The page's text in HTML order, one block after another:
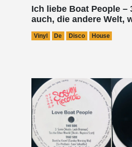
Ich liebe Boat People –
auch, die andere Welt,
Vinyl De Disco House